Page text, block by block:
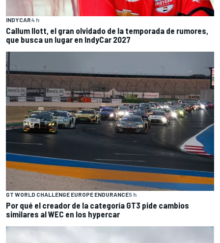
INDYCAR4 h
Callum Ilott, el gran olvidado de la temporada de rumores,
que busca un lugar en IndyCar 2027
GT WORLD CHALLENGE EUROPE ENDURANCE5 h
Por qué el creador de la categoría GT3 pide cambios
similares al WEC en los hypercar